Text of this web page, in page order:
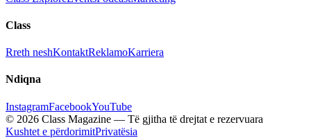
Class
Rreth neshKontaktReklamoKarriera
Ndiqna
InstagramFacebookYouTube
© 2026 Class Magazine — Të gjitha të drejtat e rezervuara
Kushtet e përdorimitPrivatësia